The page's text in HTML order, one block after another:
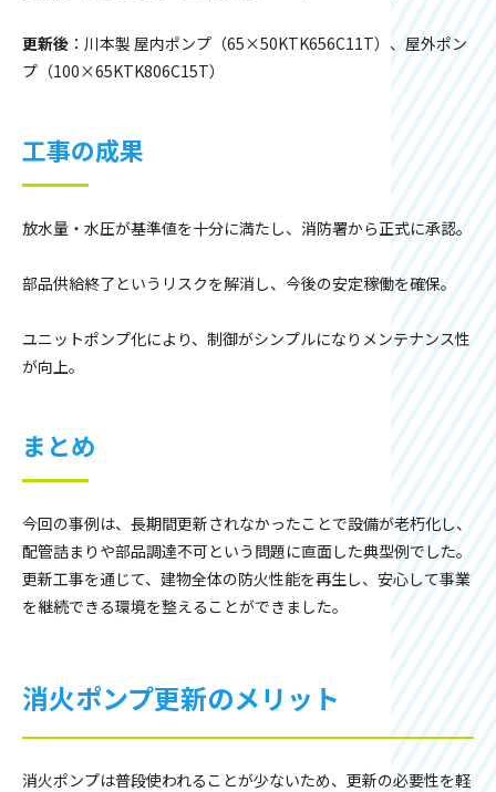
更新後 ：川本製 屋内ポンプ（65×50KTK656C11T）、屋外ポン
プ（100×65KTK806C15T）
工事の成果
放水量・水圧が基準値を十分に満たし、消防署から正式に承認。
部品供給終了というリスクを解消し、今後の安定稼働を確保。
ユニットポンプ化により、制御がシンプルになりメンテナンス性
が向上。
まとめ
今回の事例は、長期間更新されなかったことで設備が老朽化し、
配管詰まりや部品調達不可という問題に直面した典型例でした。
更新工事を通じて、建物全体の防火性能を再生し、安心して事業
を継続できる環境を整えることができました。
消火ポンプ更新のメリット
消火ポンプは普段使われることが少ないため、更新の必要性を軽